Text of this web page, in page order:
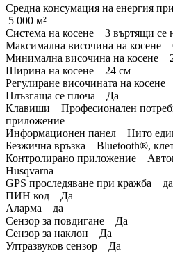
Средна консумация на енергия
5 000 м²
Система на косене 3 въртящи се
Максимална височина на косене
Минимална височина на косене
Ширина на косене 24 см
Регулиране височината на
Плъзгаща се плоча Да
Клавиши Професионален
приложение
Информационен панел Нито
Безжична връзка Bluetooth®,
Контролирано приложение
Husqvarna
GPS проследяване при кражба да
ПИН код Да
Аларма да
Сензор за повдигане Да
Сензор за наклон Да
Ултразвуков сензор Да